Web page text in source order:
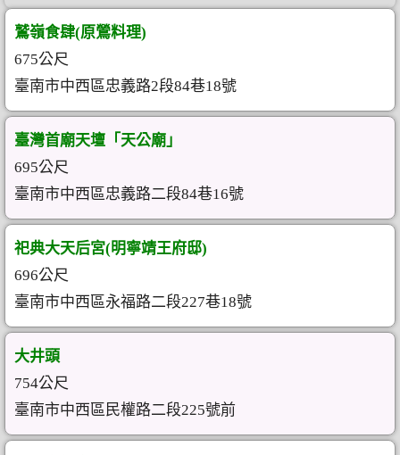
鷲嶺食肆(原鶯料理)
675公尺
臺南市中西區忠義路2段84巷18號
臺灣首廟天壇「天公廟」
695公尺
臺南市中西區忠義路二段84巷16號
祀典大天后宮(明寧靖王府邸)
696公尺
臺南市中西區永福路二段227巷18號
大井頭
754公尺
臺南市中西區民權路二段225號前